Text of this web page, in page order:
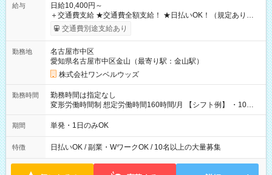
給与
日給10,400円～
＋交通費支給 ★交通費全額支給！ ★日払いOK！（規定あり） ┗
働いたその日に現金GET♪ お仕事後はコンビニATMから 日払
交通費別途支給あり
勤務地
名古屋市中区
愛知県名古屋市中区金山（最寄り駅：金山駅）
株式会社ワンベルウッズ
勤務時間
勤務時間は指定なし
変形労働時間制 想定労働時間160時間/月 【シフト例】 ・10：
00～20：00
期間 単発・1日のみOK
特徴 日払いOK / 副業・WワークOK / 10名以上の大量募集